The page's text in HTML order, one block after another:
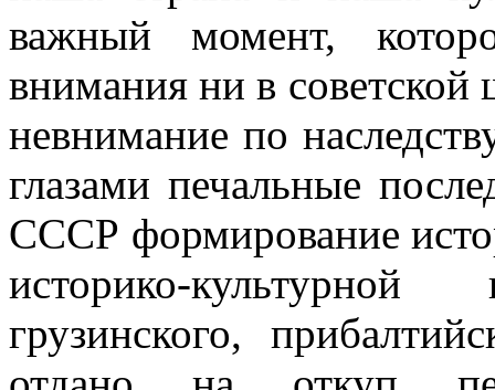
важный момент,
внимания ни в советской
невнимание по
глазами печальные
СССР формирование
историко-культурной
грузинского,